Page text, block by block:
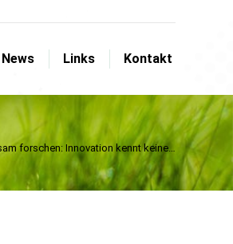
Links Kontakt
forschen: Innovation kennt keine…
Links Kontakt